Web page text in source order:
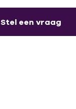
Stel een vraag